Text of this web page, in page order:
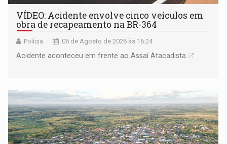
VÍDEO: Acidente envolve cinco veículos em
obra de recapeamento na BR-364
Polícia 06 de Agosto de 2026 às 16:24
Acidente aconteceu em frente ao Assaí Atacadista